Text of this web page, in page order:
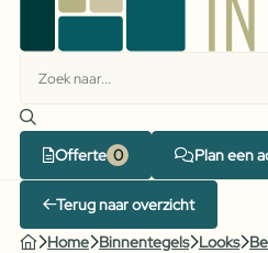
Offerte Plan een
Terug naar overzicht
Home Binnentegels Looks